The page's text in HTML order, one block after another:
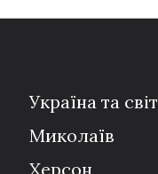
Україна та світ
Миколаїв
Херсон